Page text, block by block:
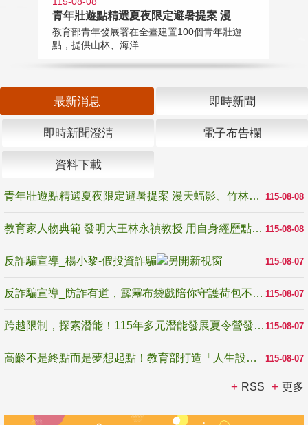
青年壯遊點精選夏夜限定避暑提案 漫
教育部青年發展署在全臺建置100個青年壯遊
點，提供山林、海洋...
最新消息 即時新聞
即時新聞澄清 電子布告欄
資料下載
115-08-08
青年壯遊點精選夏夜限定避暑提案 漫天蝠影、竹林尋蛙、茶香夜觀 邀青年暮色出發
115-08-08
教育家人物典範 發明大王林永禎教授 用自身經歷點亮學生的路
115-08-07
反詐騙宣導_楊小黎-假投資詐騙
115-08-07
反詐騙宣導_防詐有道，霹靂布袋戲陪你守護荷包不受騙
115-08-07
跨越限制，探索潛能！115年多元潛能發展夏令營發掘生命無限可能
115-08-07
高齡不是終點而是夢想起點！教育部打造「人生設計夢工場」 參展第3屆高齡健康產業博覽會
RSS 更多